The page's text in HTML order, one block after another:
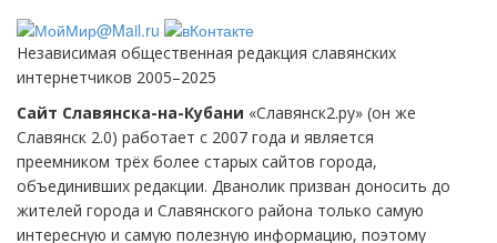
Независимая общественная редакция славянских
интернетчиков 2005–2025
Сайт Славянска-на-Кубани «Славянск2.ру» (он же
Славянск 2.0) работает с 2007 года и является
преемником трёх более старых сайтов города,
объединивших редакции. Дванолик призван доносить до
жителей города и Славянского района только самую
интересную и самую полезную информацию, поэтому